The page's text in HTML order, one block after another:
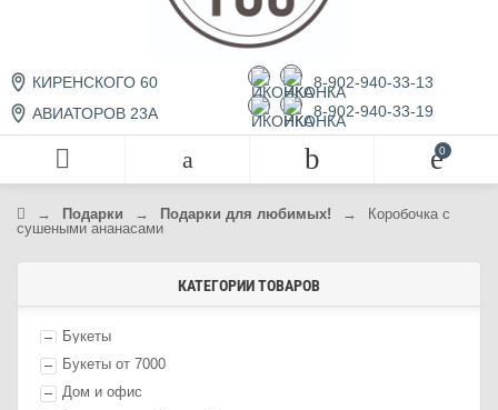
КИРЕНСКОГО 60
АВИАТОРОВ 23А
8-902-940-33-13
8-902-940-33-19
→ Подарки → Подарки для любимых! →
Коробочка с
сушеными ананасами
КАТЕГОРИИ ТОВАРОВ
Букеты
Букеты от 7000
Дом и офис